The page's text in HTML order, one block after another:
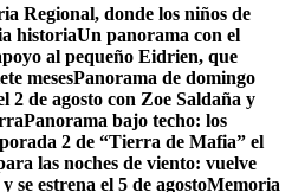
Regional, donde los niños de
historiaUn panorama con el
al pequeño Eidrien, que
mesesPanorama de domingo
2 de agosto con Zoe Saldaña y
Panorama bajo techo: los
2 de “Tierra de Mafia” el
las noches de viento: vuelve
se estrena el 5 de agostoMemoria